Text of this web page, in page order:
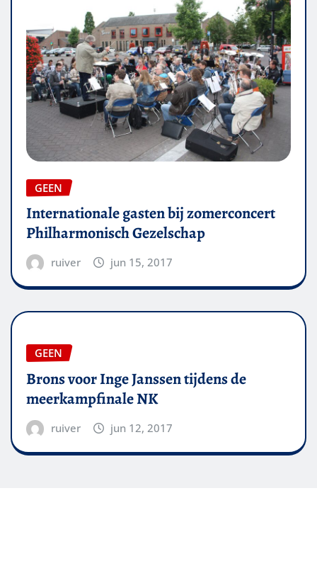
GEEN
Internationale gasten bij zomerconcert
Philharmonisch Gezelschap
ruiver jun 15, 2017
GEEN
Brons voor Inge Janssen tijdens de
meerkampfinale NK
ruiver jun 12, 2017